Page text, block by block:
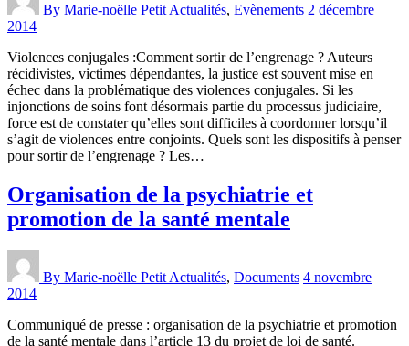
By Marie-noëlle Petit Actualités, Evènements 2 décembre
2014
Violences conjugales :Comment sortir de l’engrenage ? Auteurs
récidivistes, victimes dépendantes, la justice est souvent mise en
échec dans la problématique des violences conjugales. Si les
injonctions de soins font désormais partie du processus judiciaire,
force est de constater qu’elles sont difficiles à coordonner lorsqu’il
s’agit de violences entre conjoints. Quels sont les dispositifs à penser
pour sortir de l’engrenage ? Les…
Organisation de la psychiatrie et
promotion de la santé mentale
By Marie-noëlle Petit Actualités, Documents 4 novembre
2014
Communiqué de presse : organisation de la psychiatrie et promotion
de la santé mentale dans l’article 13 du projet de loi de santé.